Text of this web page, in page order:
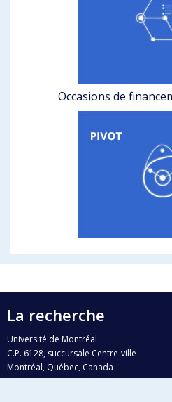
Occasions de
La recherche
Université de Montréal
C.P. 6128, succursale Centre-ville
Montréal, Québec, Canada
H3C 3J7